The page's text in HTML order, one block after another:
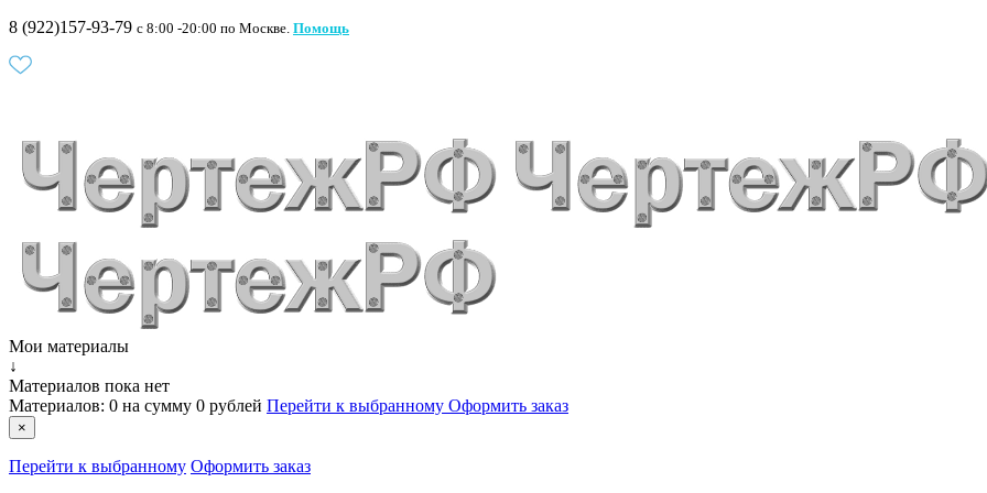
8 (922)157-93-79 c 8:00 -20:00 по Москве. Помощь
Мои материалы
↓
Материалов пока нет
Материалов: 0 на сумму 0 рублей Перейти к выбранному Оформить заказ
×
Перейти к выбранному Оформить заказ